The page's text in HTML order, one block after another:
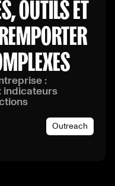
OUTILS ET
:
indicateurs
Outreach